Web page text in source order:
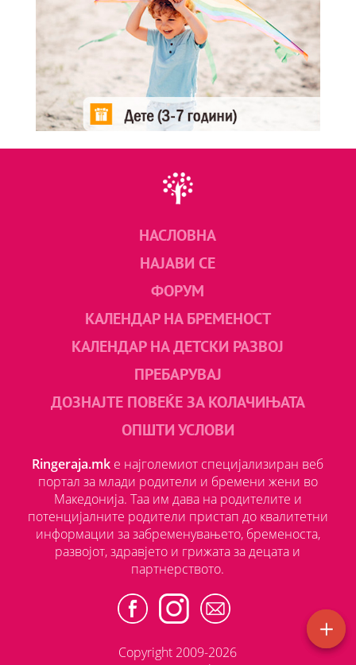
НАСЛОВНА
НАЈАВИ СЕ
ФОРУМ
КАЛЕНДАР НА БРЕМЕНОСТ
КАЛЕНДАР НА ДЕТСКИ РАЗВОЈ
ПРЕБАРУВАЈ
ДОЗНАЈТЕ ПОВЕЌЕ ЗА КОЛАЧИЊАТА
ОПШТИ УСЛОВИ
Ringeraja.mk е најголемиот специјализиран веб
портал за млади родители и бремени жени во
Македонија. Таа им дава на родителите и
потенцијалните родители пристап до квалитетни
информации за забременувањето, бременоста,
развојот, здравјето и грижата за децата и
партнерството.
Copyright 2009-2026